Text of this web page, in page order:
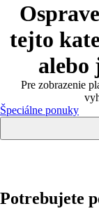
tejto
alebo
Pre zobrazenie
Špeciálne ponuky
Potrebujete